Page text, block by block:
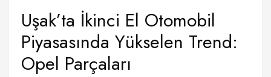
Uşak’ta İkinci El Otomobil
Piyasasında Yükselen Trend:
Opel Parçaları